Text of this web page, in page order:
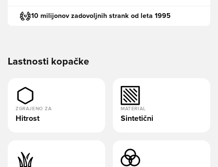
10 milijonov zadovoljnih strank od leta 1995
Lastnosti kopačke
ZGRAJENO ZA
Hitrost
MATERIAL
Sintetični